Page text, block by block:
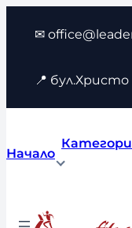
съдържанието
✉
📍
Начало